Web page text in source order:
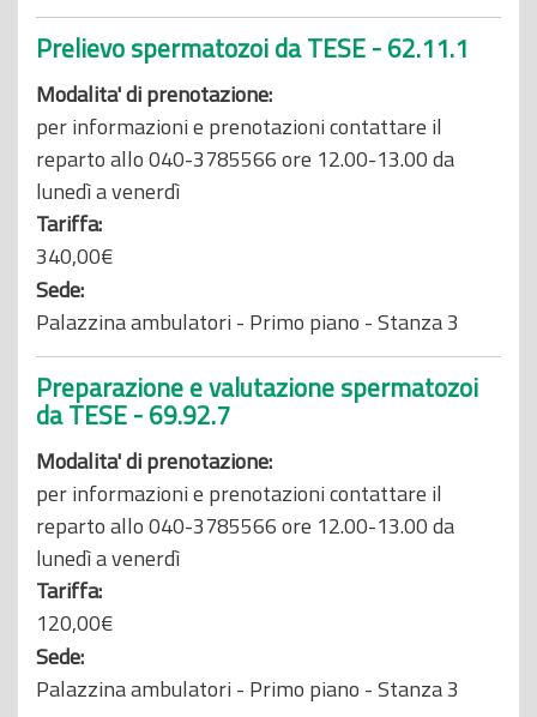
Prelievo spermatozoi da TESE - 62.11.1
Modalita' di prenotazione:
per informazioni e prenotazioni contattare il
reparto allo 040-3785566 ore 12.00-13.00 da
lunedì a venerdì
Tariffa:
340,00€
Sede:
Palazzina ambulatori - Primo piano - Stanza 3
Preparazione e valutazione spermatozoi
da TESE - 69.92.7
Modalita' di prenotazione:
per informazioni e prenotazioni contattare il
reparto allo 040-3785566 ore 12.00-13.00 da
lunedì a venerdì
Tariffa:
120,00€
Sede:
Palazzina ambulatori - Primo piano - Stanza 3